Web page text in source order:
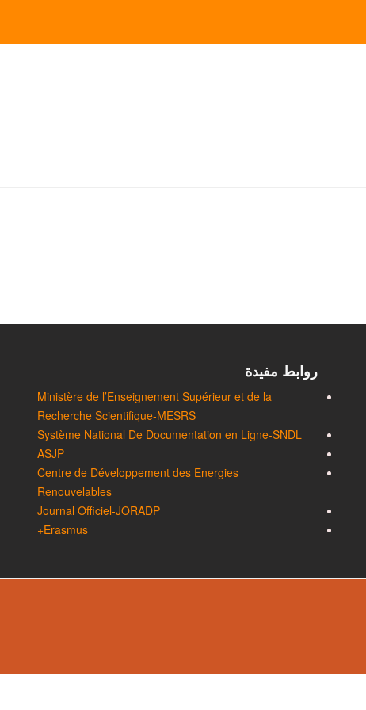
روابط مفيدة
Ministère de l’Enseignement Supérieur et de la
Recherche Scientifique-MESRS
Système National De Documentation en Ligne-SNDL
ASJP
Centre de Développement des Energies
Renouvelables
Journal Officiel-JORADP
Erasmus+